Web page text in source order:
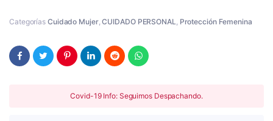
Categorías Cuidado Mujer,CUIDADO PERSONAL, Protección Femenina
Covid-19 Info: Seguimos Despachando.